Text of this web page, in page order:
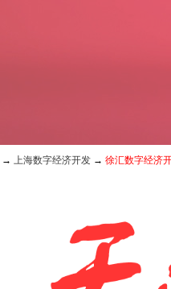
→ 上海数字经济开发 → 徐汇数字经济